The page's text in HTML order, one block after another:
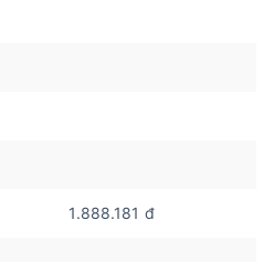
1.888.181 đ